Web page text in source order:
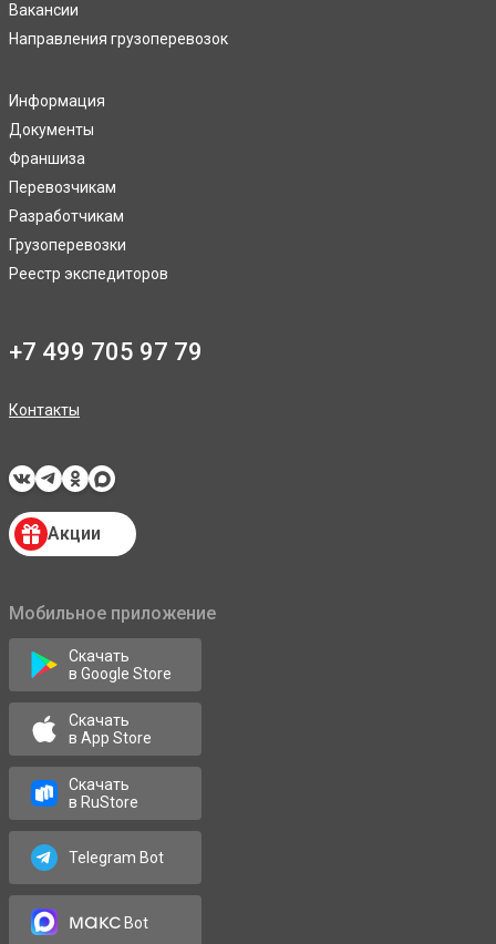
Вакансии
Направления грузоперевозок
Информация
Документы
Франшиза
Перевозчикам
Разработчикам
Грузоперевозки
Реестр экспедиторов
+7 499 705 97 79
Контакты
Акции
Мобильное приложение
Скачать
в Google Store
Скачать
в App Store
Скачать
в RuStore
Telegram Bot
максBot